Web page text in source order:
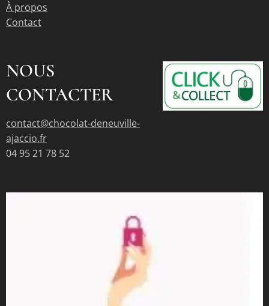
À propos
Contact
NOUS
CONTACTER
contact@chocolat-deneuville-
ajaccio.fr
04 95 21 78 52